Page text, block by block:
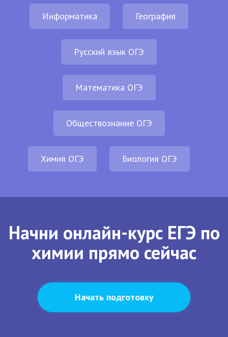
Информатика География
Русский язык ОГЭ
Математика ОГЭ
Обществознание ОГЭ
Химия ОГЭ Биология ОГЭ
Начни онлайн-курс ЕГЭ по
химии прямо сейчас
Начать подготовку